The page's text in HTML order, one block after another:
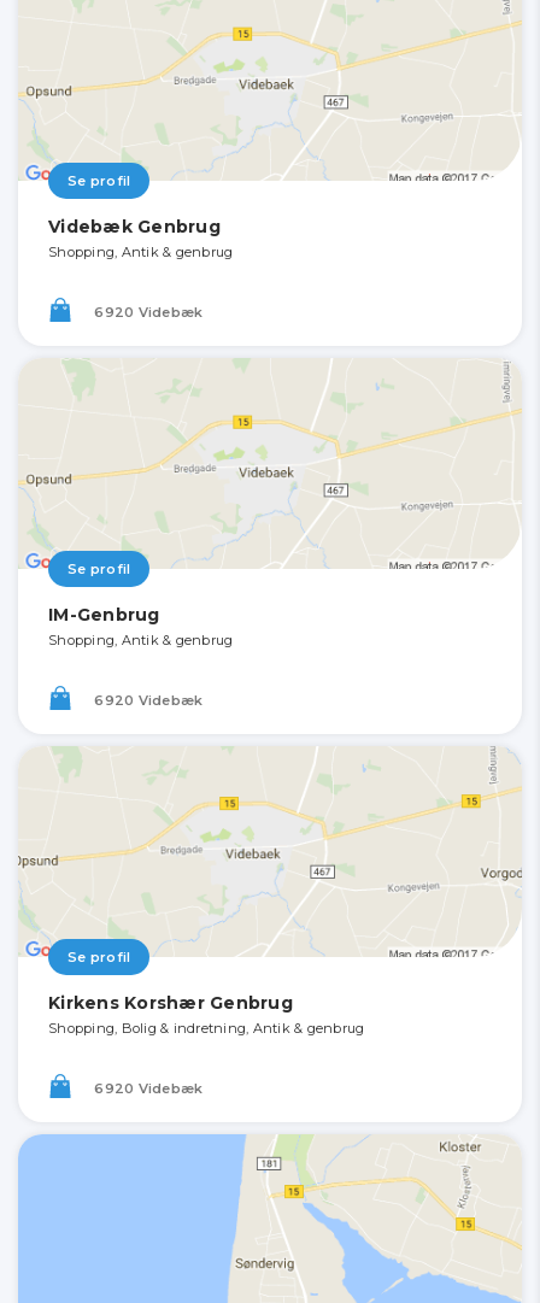
Se profil
Videbæk Genbrug
Shopping, Antik & genbrug
6920 Videbæk
Se profil
IM-Genbrug
Shopping, Antik & genbrug
6920 Videbæk
Se profil
Kirkens Korshær Genbrug
Shopping, Bolig & indretning, Antik & genbrug
6920 Videbæk